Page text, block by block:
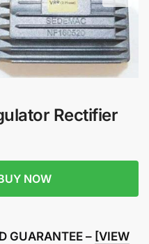
Rectifier
NOW
GUARANTEE – [VIEW